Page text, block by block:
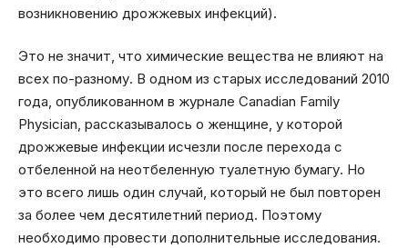
возникновению дрожжевых инфекций).
Это не значит, что химические вещества не влияют на
всех по-разному. В одном из старых исследований 2010
года, опубликованном в журнале Canadian Family
Physician, рассказывалось о женщине, у которой
дрожжевые инфекции исчезли после перехода с
отбеленной на неотбеленную туалетную бумагу. Но
это всего лишь один случай, который не был повторен
за более чем десятилетний период. Поэтому
необходимо провести дополнительные исследования.